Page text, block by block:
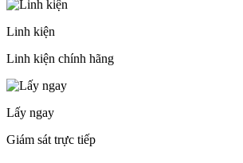
Linh kiện
Linh kiện chính hãng
Lấy ngay
Giám sát trực tiếp